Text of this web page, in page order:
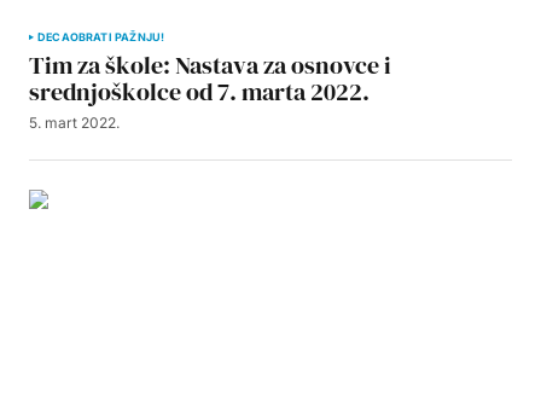
DECAOBRATI PAŽNJU!
Tim za škole: Nastava za osnovce i
srednjoškolce od 7. marta 2022.
5. mart 2022.